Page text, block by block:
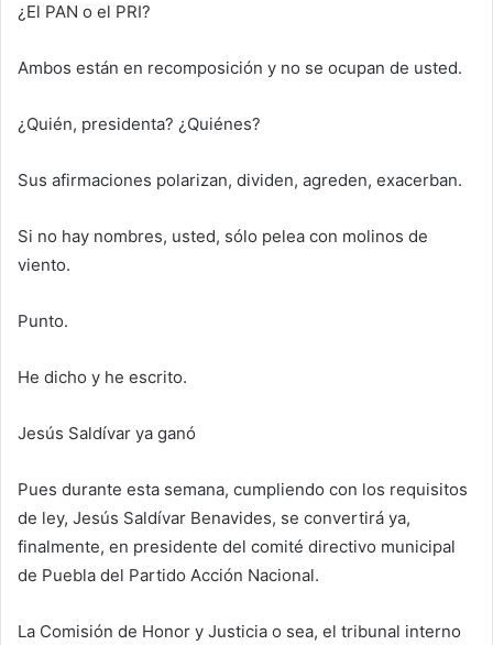
¿El PAN o el PRI?
Ambos están en recomposición y no se ocupan de usted.
¿Quién, presidenta? ¿Quiénes?
Sus afirmaciones polarizan, dividen, agreden, exacerban.
Si no hay nombres, usted, sólo pelea con molinos de
viento.
Punto.
He dicho y he escrito.
Jesús Saldívar ya ganó
Pues durante esta semana, cumpliendo con los requisitos
de ley, Jesús Saldívar Benavides, se convertirá ya,
finalmente, en presidente del comité directivo municipal
de Puebla del Partido Acción Nacional.
La Comisión de Honor y Justicia o sea, el tribunal interno